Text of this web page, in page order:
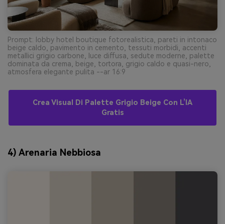
Prompt: lobby hotel boutique fotorealistica, pareti in intonaco
beige caldo, pavimento in cemento, tessuti morbidi, accenti
metallici grigio carbone, luce diffusa, sedute moderne, palette
dominata da crema, beige, tortora, grigio caldo e quasi-nero,
atmosfera elegante pulita --ar 16:9
Crea Visual Di Palette Grigio Beige Con L’IA
Gratis
4) Arenaria Nebbiosa